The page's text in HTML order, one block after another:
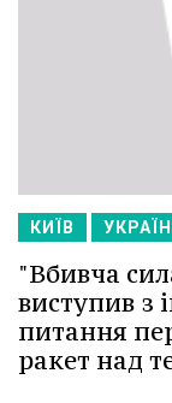
КИЇВ
"Вбивча
виступив з
питання
ракет над